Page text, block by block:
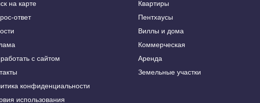
на карте
ответ
с сайтом
конфиденциальности
использования
Квартиры
Пентхаусы
Виллы и дома
Коммерческая
Аренда
Земельные участки